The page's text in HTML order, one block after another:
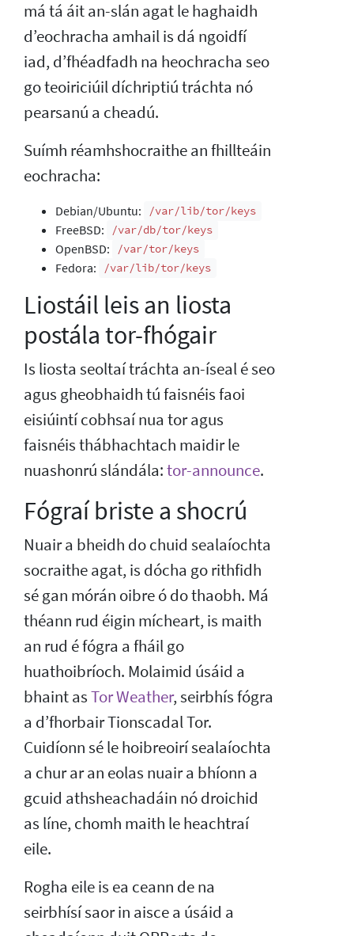
má tá áit an-slán agat le haghaidh
d’eochracha amhail is dá ngoidfí
iad, d’fhéadfadh na heochracha seo
go teoiriciúil díchriptiú tráchta nó
pearsanú a cheadú.
Suímh réamhshocraithe an fhillteáin
eochracha:
Debian/Ubuntu: /var/lib/tor/keys
FreeBSD: /var/db/tor/keys
OpenBSD: /var/tor/keys
Fedora: /var/lib/tor/keys
Liostáil leis an liosta
postála tor-fhógair
Is liosta seoltaí tráchta an-íseal é seo
agus gheobhaidh tú faisnéis faoi
eisiúintí cobhsaí nua tor agus
faisnéis thábhachtach maidir le
nuashonrú slándála:tor-announce.
Fógraí briste a shocrú
Nuair a bheidh do chuid sealaíochta
socraithe agat, is dócha go rithfidh
sé gan mórán oibre ó do thaobh. Má
théann rud éigin mícheart, is maith
an rud é fógra a fháil go
huathoibríoch. Molaimid úsáid a
bhaint asTor Weather, seirbhís fógra
a d’fhorbair Tionscadal Tor.
Cuidíonn sé le hoibreoirí sealaíochta
a chur ar an eolas nuair a bhíonn a
gcuid athsheachadáin nó droichid
as líne, chomh maith le heachtraí
eile.
Rogha eile is ea ceann de na
seirbhísí saor in aisce a úsáid a